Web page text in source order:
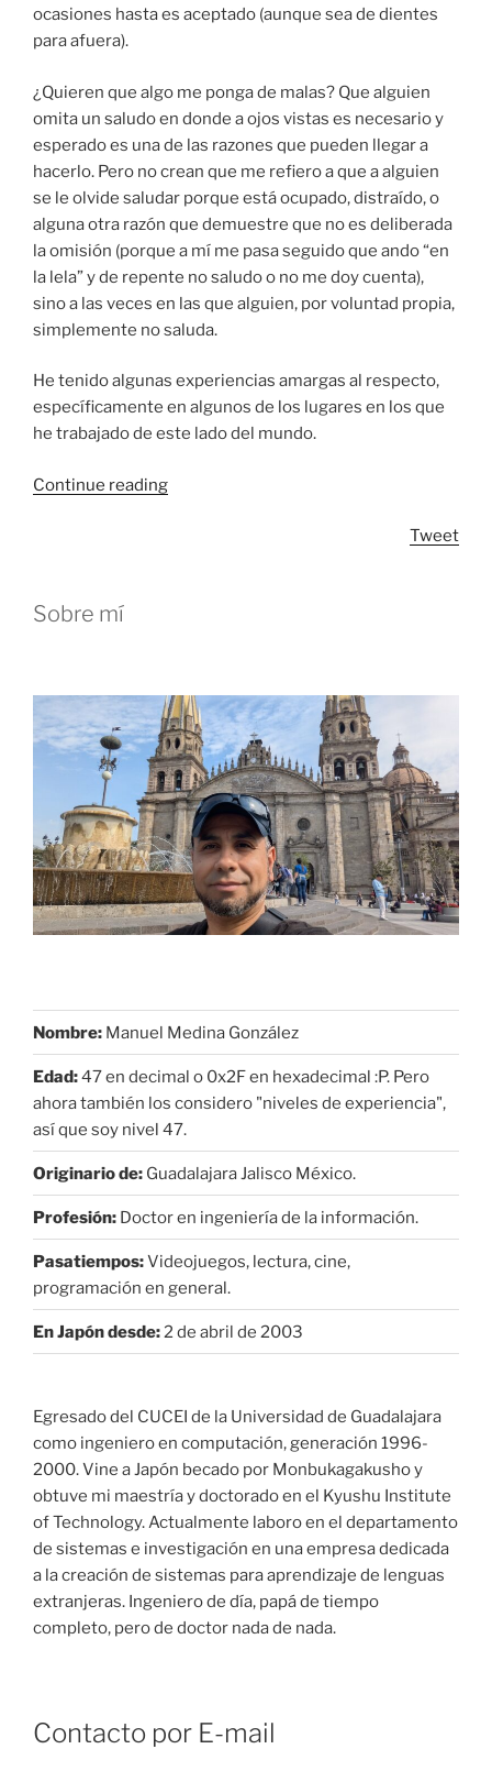
ocasiones hasta es aceptado (aunque sea de dientes
para afuera).
¿Quieren que algo me ponga de malas? Que alguien
omita un saludo en donde a ojos vistas es necesario y
esperado es una de las razones que pueden llegar a
hacerlo. Pero no crean que me refiero a que a alguien
se le olvide saludar porque está ocupado, distraído, o
alguna otra razón que demuestre que no es deliberada
la omisión (porque a mí me pasa seguido que ando “en
la lela” y de repente no saludo o no me doy cuenta),
sino a las veces en las que alguien, por voluntad propia,
simplemente no saluda.
He tenido algunas experiencias amargas al respecto,
específicamente en algunos de los lugares en los que
he trabajado de este lado del mundo.
Continue reading“Saludar”
Tweet
Sobre mí
Nombre: Manuel Medina González
Edad:47 en decimal o 0x2F en hexadecimal :P. Pero
ahora también los considero "niveles de experiencia",
así que soy nivel 47.
Originario de: Guadalajara Jalisco México.
Profesión: Doctor en ingeniería de la información.
Pasatiempos:Videojuegos, lectura, cine,
programación en general.
En Japón desde: 2 de abril de 2003
Egresado del CUCEI de la Universidad de Guadalajara
como ingeniero en computación, generación 1996-
2000. Vine a Japón becado por Monbukagakusho y
obtuve mi maestría y doctorado en el Kyushu Institute
of Technology. Actualmente laboro en el departamento
de sistemas e investigación en una empresa dedicada
a la creación de sistemas para aprendizaje de lenguas
extranjeras. Ingeniero de día, papá de tiempo
completo, pero de doctor nada de nada.
Contacto por E-mail